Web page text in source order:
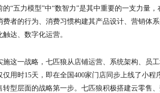
的“五力模型”中“数智力”是其中重要的一支力量
费者的行为、消费习惯构建其产品设计、营销体
触达、数字化运营。
施这一战略，七匹狼从店铺运营、系统架构、员
仅用时15天，即在全国400家门店同步上线了小程
转型层面的战略第一步。七匹狼积极搭建云零售